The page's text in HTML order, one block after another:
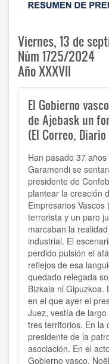
Viernes, 13 de
Núm 1725/2024
Año XXXVII
El Gobierno
de Ajebask un
(El Correo,
Han pasado 37
Garamendi se
presidente de
plantear la creación
Empresarios
terrorista y un paro
marcaban la
industrial. El
perdido pulsión el
reflejos de esa
quedado relegada
Bizkaia ni Gipuzkoa.
en el que ayer el
Juez, vestía de
tres territorios. En la
presidente de la
asociación. En el
Gobierno vasco,